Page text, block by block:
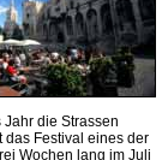
die Strassen
das Festival eines der
Wochen lang im Juli